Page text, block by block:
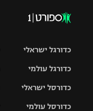
כדורגל ישראלי
כדורגל עולמי
האלופות
כדורסל ישראלי
כדורסל עולמי